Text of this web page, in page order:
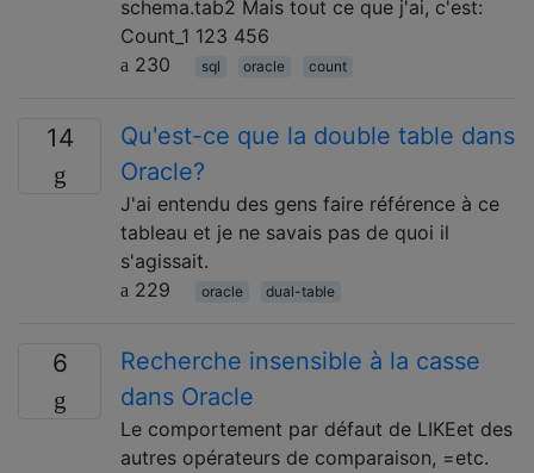
schema.tab2 Mais tout ce que j'ai, c'est:
Count_1 123 456
230
sql oracle count
14
Qu'est-ce que la double table dans
Oracle?
J'ai entendu des gens faire référence à ce
tableau et je ne savais pas de quoi il
s'agissait.
229
oracle dual-table
6
Recherche insensible à la casse
dans Oracle
Le comportement par défaut de LIKEet des
autres opérateurs de comparaison, =etc.